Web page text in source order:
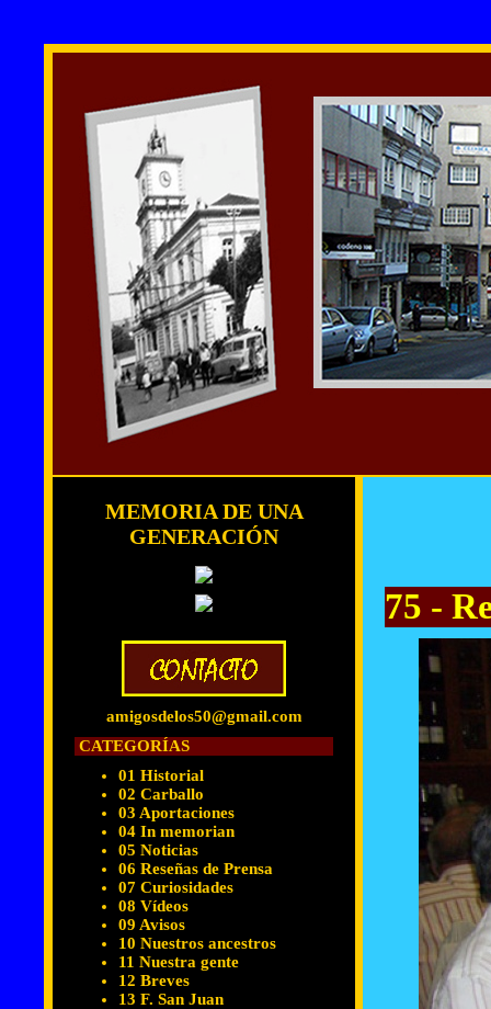
MEMORIA DE UNA
GENERACIÓN
amigosdelos50@gmail.com
CATEGORÍAS
01 Historial
02 Carballo
03 Aportaciones
04 In memorian
05 Noticias
06 Reseñas de Prensa
07 Curiosidades
08 Vídeos
09 Avisos
10 Nuestros ancestros
11 Nuestra gente
12 Breves
13 F. San Juan
75 -